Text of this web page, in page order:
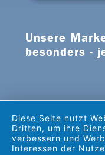
Unsere
besonders -
Copyright © 2026
Stiftung zur
Baudenkmäler in
Diese Seite nutzt
Dritten, um ihre
verbessern und
Interessen der